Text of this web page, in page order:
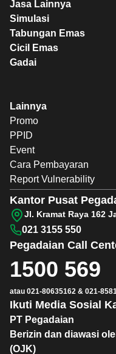
Jasa Lainnya
Simulasi
Tabungan Emas
Cicil Emas
Gadai
Lainnya
Promo
PPID
Event
Cara Pembayaran
Report Vulnerability
PT Pegadaian
Berizin dan diawasi
(OJK)
Ikuti Media Sosial
Pegadaian Call
1500 569
atau 021-80635162 & 021-
Kantor Pusat
Jl. Kramat Raya 162
021 3155 550